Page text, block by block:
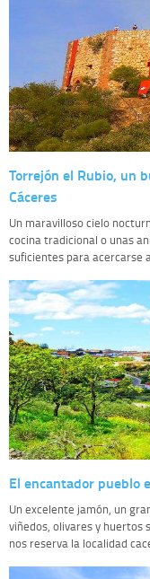
Torrejón el Rubio, un
Cáceres
Un maravilloso cielo
cocina tradicional o unas
suficientes para acercarse
El encantador pueblo
Un excelente jamón, un
viñedos, olivares y huertos
nos reserva la localidad